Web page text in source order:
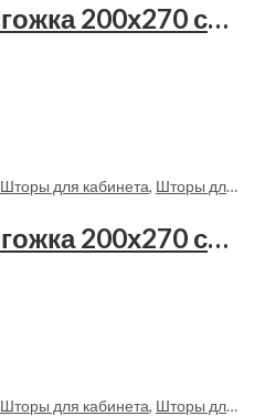
Штора блэкаут рогожка 200х270 см — 1 шт — 70051
Шторы для кабинета, Шторы для спальни
Штора блэкаут рогожка 200х270 см — 1 шт — 70112
Шторы для кабинета, Шторы для спальни